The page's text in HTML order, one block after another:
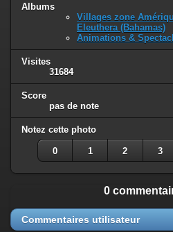
Albums
Villages zone
Eleuthera (Bahamas)
Animations &
Visites
31684
Score
pas de note
Notez cette photo
0 1 2 3
0
Commentaires utilisateur